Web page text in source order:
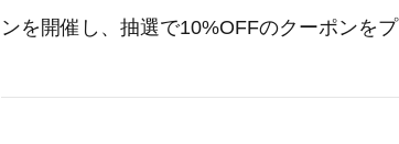
ンを開催し、抽選で10%OFFのクーポンをプ